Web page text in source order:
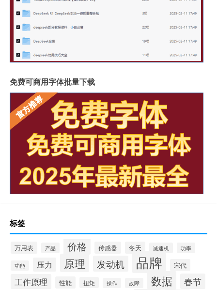
免费可商用字体批量下载
标签
万用表 产品 价格 传感器 冬天 减速机 功率
功能 压力 原理 发动机 品牌 宋代
工作原理 性能 扭矩 操作 故障 数据 春节